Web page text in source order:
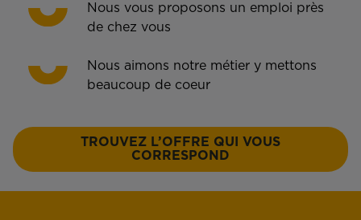
Nous vous proposons un emploi près
de chez vous
Nous aimons notre métier y mettons
beaucoup de coeur
TROUVEZ L’OFFRE QUI VOUS
CORRESPOND